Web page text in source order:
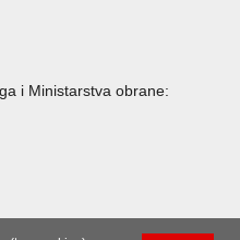
i Ministarstva obrane: